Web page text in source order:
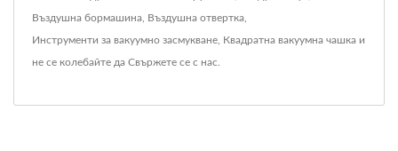
Въздушна бормашина Въздушна отвертка
Инструменти за вакуумно засмукване Квадратна вакуумна чашка и
не се колебайте да Свържете се с нас